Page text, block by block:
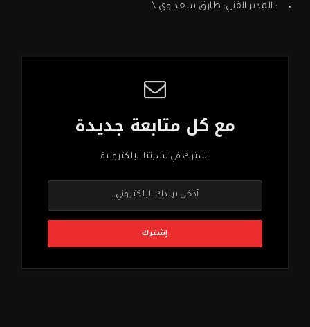
: المدير الفني: طارق سعداوي \
مع كل متابعة جديدة
اشترك في نشرتنا الإلكترونية